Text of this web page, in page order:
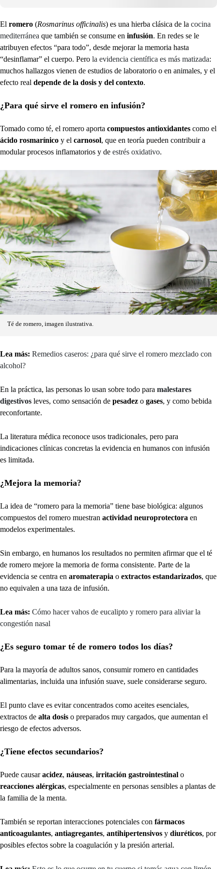
El romero (Rosmarinus officinalis) es una hierba clásica de la cocina
mediterránea que también se consume en infusión. En redes se le
atribuyen efectos “para todo”, desde mejorar la memoria hasta
“desinflamar” el cuerpo. Pero la evidencia científica es más matizada:
muchos hallazgos vienen de estudios de laboratorio o en animales, y el
efecto real depende de la dosis y del contexto.
¿Para qué sirve el romero en infusión?
Tomado como té, el romero aporta compuestos antioxidantes como el
ácido rosmarínico y el carnosol, que en teoría pueden contribuir a
modular procesos inflamatorios y de estrés oxidativo.
Té de romero, imagen ilustrativa.
Lea más: Remedios caseros: ¿para qué sirve el romero mezclado con
alcohol?
En la práctica, las personas lo usan sobre todo para malestares
digestivos leves, como sensación de pesadez o gases, y como bebida
reconfortante.
La literatura médica reconoce usos tradicionales, pero para
indicaciones clínicas concretas la evidencia en humanos con infusión
es limitada.
¿Mejora la memoria?
La idea de “romero para la memoria” tiene base biológica: algunos
compuestos del romero muestran actividad neuroprotectora en
modelos experimentales.
Sin embargo, en humanos los resultados no permiten afirmar que el té
de romero mejore la memoria de forma consistente. Parte de la
evidencia se centra en aromaterapia o extractos estandarizados, que
no equivalen a una taza de infusión.
Lea más: Cómo hacer vahos de eucalipto y romero para aliviar la
congestión nasal
¿Es seguro tomar té de romero todos los días?
Para la mayoría de adultos sanos, consumir romero en cantidades
alimentarias, incluida una infusión suave, suele considerarse seguro.
El punto clave es evitar concentrados como aceites esenciales,
extractos de alta dosis o preparados muy cargados, que aumentan el
riesgo de efectos adversos.
¿Tiene efectos secundarios?
Puede causaracidez, náuseas, irritación gastrointestinal o
reacciones alérgicas, especialmente en personas sensibles a plantas de
la familia de la menta.
También se reportan interacciones potenciales con fármacos
anticoagulantes, antiagregantes, antihipertensivos y diuréticos, por
posibles efectos sobre la coagulación y la presión arterial.